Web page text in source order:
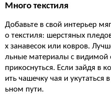
Много текстиля
Добавьте в свой интерьер
о текстиля: шерстяных
х занавесок или ковров.
льные материалы с видимой
прикоснуться. Если зайдя в
ить чашечку чая и
ьном пути.